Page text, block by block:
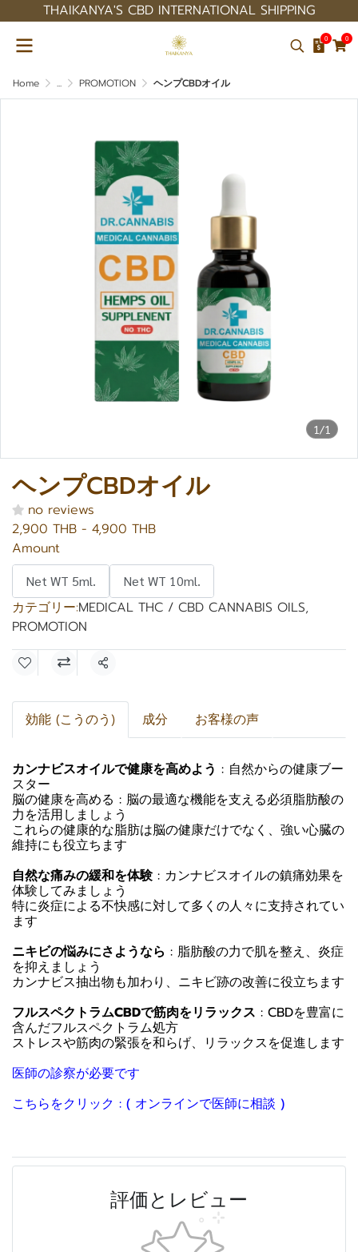
THAIKANYA'S CBD INTERNATIONAL SHIPPING
0 0
Home ... PROMOTION ヘンプCBDオイル
1/1
ヘンプCBDオイル
no reviews
2,900 THB - 4,900 THB
Amount
Net WT 5ml. Net WT 10ml.
カテゴリー:MEDICAL THC / CBD CANNABIS OILS,
PROMOTION
共有
効能 (こうのう) 成分 お客様の声
カンナビスオイルで健康を高めよう : 自然からの健康ブー
スター
脳の健康を高める : 脳の最適な機能を支える必須脂肪酸の
力を活用しましょう
これらの健康的な脂肪は脳の健康だけでなく、強い心臓の
維持にも役立ちます
自然な痛みの緩和を体験: カンナビスオイルの鎮痛効果を
体験してみましょう
特に炎症による不快感に対して多くの人々に支持されてい
ます
ニキビの悩みにさようなら : 脂肪酸の力で肌を整え、炎症
を抑えましょう
カンナビス抽出物も加わり、ニキビ跡の改善に役立ちます
フルスペクトラムCBDで筋肉をリラックス : CBDを豊富に
含んだフルスペクトラム処方
ストレスや筋肉の緊張を和らげ、リラックスを促進します
医師の診察が必要です
こちらをクリック : ( オンラインで医師に相談 )
評価とレビュー